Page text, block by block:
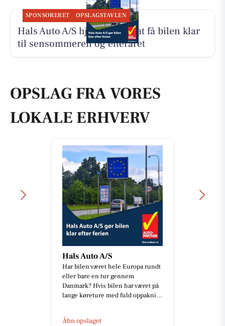
SPONSORERET OPSLAGSTAVLEN
Hals Auto A/S hjælper med at få bilen klar
til sensommeren og efteråret
OPSLAG FRA VORES
LOKALE ERHVERV
Hals Auto A/S
Har bilen været hele Europa rundt
eller bare en tur gennem
Danmark? Hvis bilen har været på
lange køreture med fuld oppakni...
Åbn opslaget